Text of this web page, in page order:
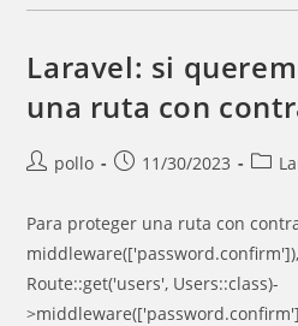
Laravel: si
una ruta con
Autor
la
entrada:
pollo
Entrada
11/30/2023
Para proteger una ruta con
Route::get('users', Users::class)-